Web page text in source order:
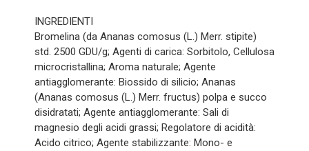
INGREDIENTI
Bromelina (da Ananas comosus (L.) Merr. stipite)
std. 2500 GDU/g; Agenti di carica: Sorbitolo, Cellulosa
microcristallina; Aroma naturale; Agente
antiagglomerante: Biossido di silicio; Ananas
(Ananas comosus (L.) Merr. fructus) polpa e succo
disidratati; Agente antiagglomerante: Sali di
magnesio degli acidi grassi; Regolatore di acidità:
Acido citrico; Agente stabilizzante: Mono- e